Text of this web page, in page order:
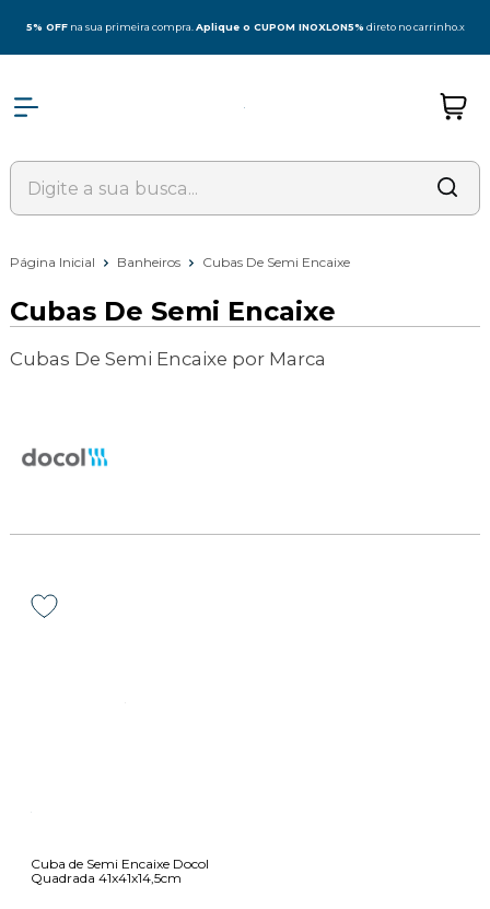
5% OFF na sua primeira compra.Aplique o CUPOM INOXLON5% direto no carrinho.x
Página Inicial Banheiros Cubas De Semi Encaixe
Cubas De Semi Encaixe
Cubas De Semi Encaixe por Marca
Cuba de Semi Encaixe Docol
Quadrada 41x41x14,5cm